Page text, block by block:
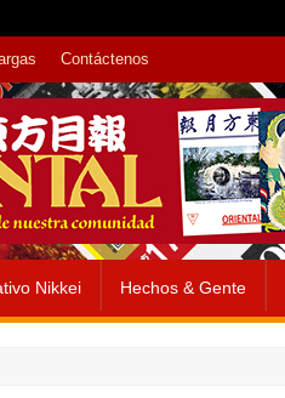
Contáctenos
Nikkei Hechos & Gente